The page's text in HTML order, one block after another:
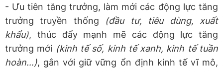
- Ưu tiên tăng trưởng, làm mới các động lực tăng
trưởng truyền thống (đầu tư, tiêu dùng, xuất
khẩu), thúc đẩy mạnh mẽ các động lực tăng
trưởng mới (kinh tế số, kinh tế xanh, kinh tế tuần
hoàn…), gắn với giữ vững ổn định kinh tế vĩ mô,